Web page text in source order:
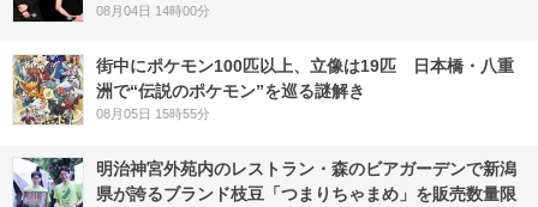
08月04日 14時00分
街中にポケモン100匹以上、立像は19匹 日本橋・八重
洲で“伝説のポケモン”を巡る謎解き
08月05日 15時55分
明治神宮外苑内のレストラン・森のビアガーデンで新潟
県が誇るブランド枝豆「つまりちゃまめ」を販売数量限